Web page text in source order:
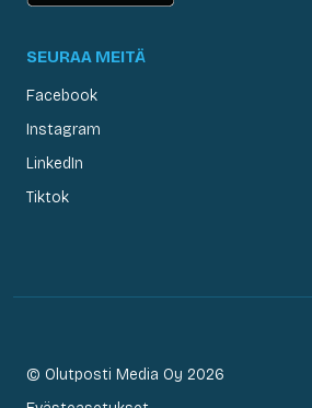
SEURAA MEITÄ
Facebook
Instagram
LinkedIn
Tiktok
© Olutposti Media Oy 2026